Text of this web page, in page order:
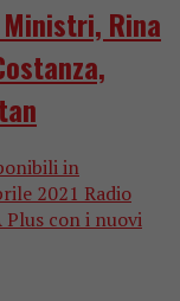
Ministri, Rina
in
2021 Radio
con i nuovi